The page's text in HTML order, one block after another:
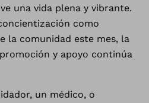
una vida plena y vibrante.
como
la comunidad este mes, la
y apoyo continúa
un médico, o